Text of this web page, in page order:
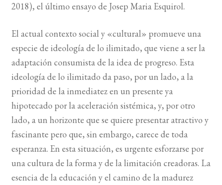
2018), el último ensayo de Josep Maria Esquirol.
El actual contexto social y «cultural» promueve una
especie de ideología de lo ilimitado, que viene a ser la
adaptación consumista de la idea de progreso. Esta
ideología de lo ilimitado da paso, por un lado, a la
prioridad de la inmediatez en un presente ya
hipotecado por la aceleración sistémica, y, por otro
lado, a un horizonte que se quiere presentar atractivo y
fascinante pero que, sin embargo, carece de toda
esperanza. En esta situación, es urgente esforzarse por
una cultura de la forma y de la limitación creadoras. La
esencia de la educación y el camino de la madurez